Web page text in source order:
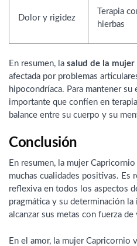
Dolor y rigidez
Terapia
hierbas
En resumen, la salud de la
afectada por problemas
hipocondríaca. Para mantener
importante que confíen en
balance entre su cuerpo y su
Conclusión
En resumen, la mujer
muchas cualidades positivas. Es
reflexiva en todos los aspectos
pragmática y su determinación
alcanzar sus metas con fuerza de
En el amor, la mujer Capricornio